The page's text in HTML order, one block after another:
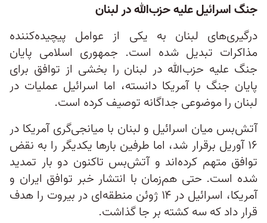
جنگ اسرائیل علیه حزب‌الله در لبنان
درگیری‌های لبنان به یکی از عوامل پیچیده‌کننده
مذاکرات تبدیل شده است. جمهوری اسلامی پایان
جنگ علیه حزب‌الله در لبنان را بخشی از توافق برای
پایان جنگ با آمریکا دانسته، اما اسرائیل عملیات در
لبنان را موضوعی جداگانه توصیف کرده است.
آتش‌بس میان اسرائیل و لبنان با میانجی‌گری آمریکا در
۱۶ آوریل برقرار شد، اما طرفین بارها یکدیگر را به نقض
توافق متهم کرده‌اند و آتش‌بس تاکنون دو بار تمدید
شده است. حتی هم‌زمان با انتشار خبر توافق ایران و
آمریکا، اسرائیل در ۱۴ ژوئن منطقه‌ای در بیروت را هدف
قرار داد که سه کشته بر جا گذاشت.